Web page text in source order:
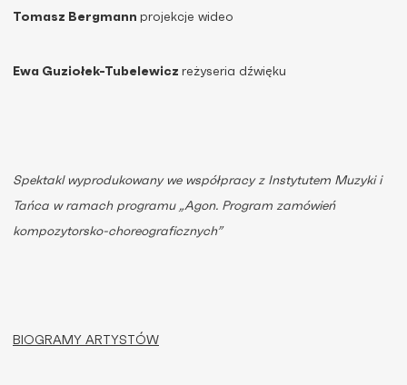
Tomasz Bergmann projekcje wideo
Ewa Guziołek-Tubelewicz reżyseria dźwięku
Spektakl wyprodukowany we współpracy z Instytutem Muzyki i
Tańca w ramach programu „Agon. Program zamówień
kompozytorsko-choreograficznych”
BIOGRAMY ARTYSTÓW